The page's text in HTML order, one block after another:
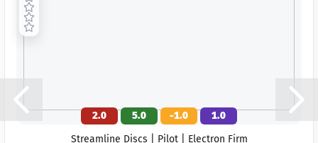
2.0 5.0 -1.0
1.0
Streamline Discs | Pilot | Electron Firm